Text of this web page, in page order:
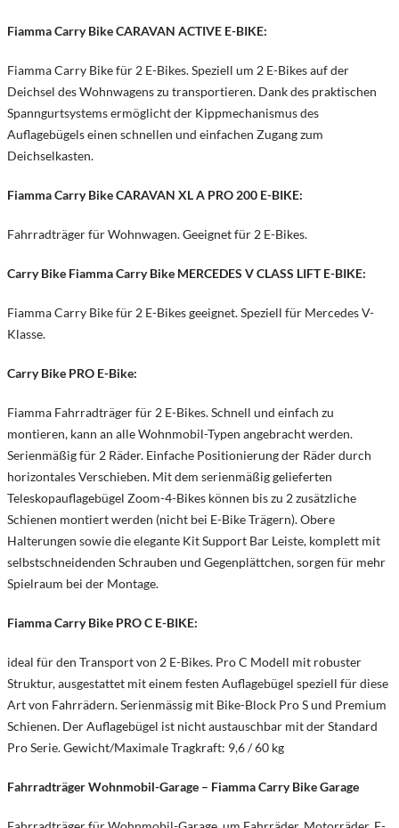
Fiamma Carry Bike CARAVAN ACTIVE E-BIKE:
Fiamma Carry Bike für 2 E-Bikes. Speziell um 2 E-Bikes auf der
Deichsel des Wohnwagens zu transportieren. Dank des praktischen
Spanngurtsystems ermöglicht der Kippmechanismus des
Auflagebügels einen schnellen und einfachen Zugang zum
Deichselkasten.
Fiamma Carry Bike CARAVAN XL A PRO 200 E-BIKE:
Fahrradträger für Wohnwagen. Geeignet für 2 E-Bikes.
Carry Bike Fiamma Carry Bike MERCEDES V CLASS LIFT E-BIKE:
Fiamma Carry Bike für 2 E-Bikes geeignet. Speziell für Mercedes V-
Klasse.
Carry Bike PRO E-Bike:
Fiamma Fahrradträger für 2 E-Bikes. Schnell und einfach zu
montieren, kann an alle Wohnmobil-Typen angebracht werden.
Serienmäßig für 2 Räder. Einfache Positionierung der Räder durch
horizontales Verschieben. Mit dem serienmäßig gelieferten
Teleskopauflagebügel Zoom-4-Bikes können bis zu 2 zusätzliche
Schienen montiert werden (nicht bei E-Bike Trägern). Obere
Halterungen sowie die elegante Kit Support Bar Leiste, komplett mit
selbstschneidenden Schrauben und Gegenplättchen, sorgen für mehr
Spielraum bei der Montage.
Fiamma Carry Bike PRO C E-BIKE:
ideal für den Transport von 2 E-Bikes. Pro C Modell mit robuster
Struktur, ausgestattet mit einem festen Auflagebügel speziell für diese
Art von Fahrrädern. Serienmässig mit Bike-Block Pro S und Premium
Schienen. Der Auflagebügel ist nicht austauschbar mit der Standard
Pro Serie. Gewicht/Maximale Tragkraft: 9,6 / 60 kg
Fahrradträger Wohnmobil-Garage – Fiamma Carry Bike Garage